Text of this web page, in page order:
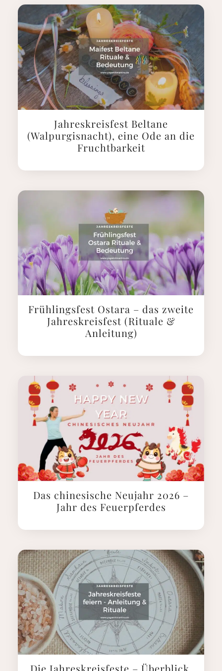
Jahreskreisfest Beltane
(Walpurgisnacht), eine Ode an die
Fruchtbarkeit
Frühlingsfest Ostara – das zweite
Jahreskreisfest (Rituale &
Anleitung)
Das chinesische Neujahr 2026 –
Jahr des Feuerpferdes
Die Jahreskreisfeste – Überblick,